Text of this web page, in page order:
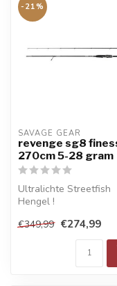
-21%
SAVAGE GEAR
revenge sg8
270cm 5-28 gram
Ultralichte Streetfish
Hengel !
€349,99 €274,99